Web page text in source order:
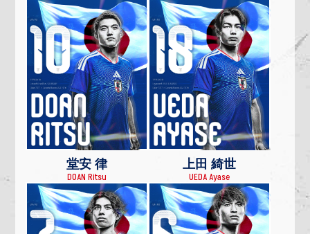
堂安 律
DOAN Ritsu
上田 綺世
UEDA Ayase